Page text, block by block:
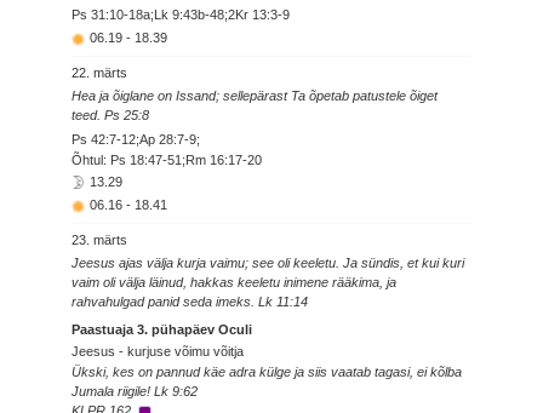
Ps 31:10-18a;Lk 9:43b-48;2Kr 13:3-9
06.19 - 18.39
22. märts
Hea ja õiglane on Issand; sellepärast Ta õpetab patustele õiget
teed. Ps 25:8
Ps 42:7-12;Ap 28:7-9;
Õhtul: Ps 18:47-51;Rm 16:17-20
13.29
06.16 - 18.41
23. märts
Jeesus ajas välja kurja vaimu; see oli keeletu. Ja sündis, et kui kuri
vaim oli välja läinud, hakkas keeletu inimene rääkima, ja
rahvahulgad panid seda imeks. Lk 11:14
Paastuaja 3. pühapäev Oculi
Jeesus - kurjuse võimu võitja
Ükski, kes on pannud käe adra külge ja siis vaatab tagasi, ei kõlba
Jumala riigile! Lk 9:62